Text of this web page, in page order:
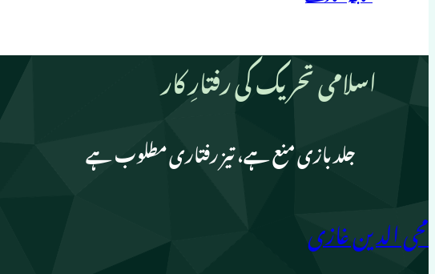
اسلامی تحریک کی رفتارِ کار
جلد بازی منع ہے، تیز رفتاری مطلوب ہے
محی الدین غازی